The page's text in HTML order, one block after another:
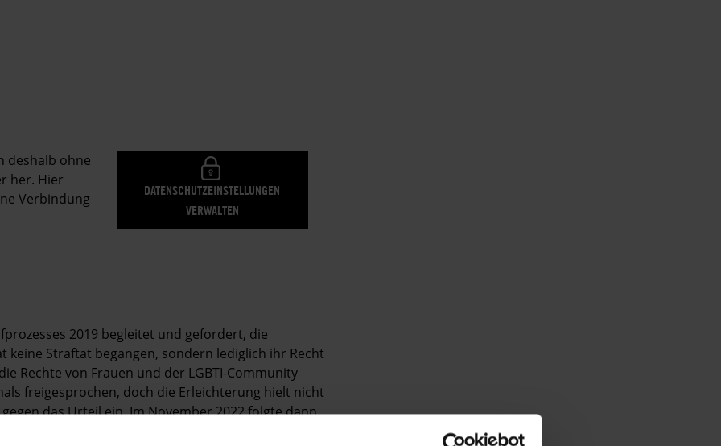
deshalb ohne
her. Hier
Verbindung
DATENSCHUTZEINSTELLUNGEN
VERWALTEN
2019 begleitet und gefordert, die
Straftat begangen, sondern lediglich ihr Recht
Rechte von Frauen und der LGBTI-Community
freigesprochen, doch die Erleichterung hielt nicht
das Urteil ein. Im November 2022 folgte dann
bestätigt